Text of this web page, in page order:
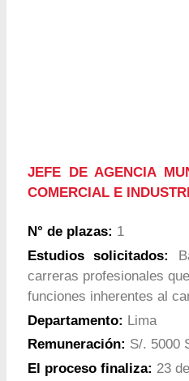
JEFE DE AGENCIA
COMERCIAL E
N° de plazas: 1
Estudios solicitados:
carreras profesionales
funciones inherentes al
Departamento: Lima
Remuneración: S/. 5000
El proceso finaliza: 23